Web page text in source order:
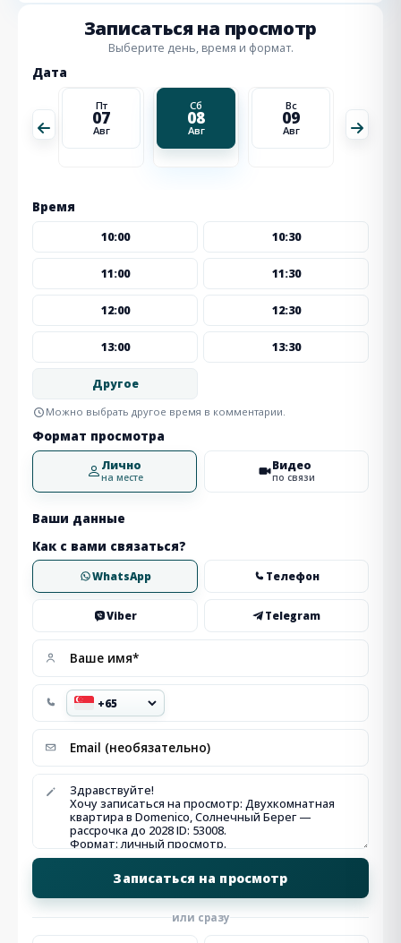
Записаться на просмотр
Выберите день, время и формат.
Дата
Пт
07
Авг
Сб
08
Авг
Вс
09
Авг
Время
10:00 10:30
11:00 11:30
12:00 12:30
13:00 13:30
Другое
Можно выбрать другое время в комментарии.
Формат просмотра
Лично
на месте
Видео
по связи
Ваши данные
Как с вами связаться?
WhatsApp Телефон
Viber Telegram
или сразу